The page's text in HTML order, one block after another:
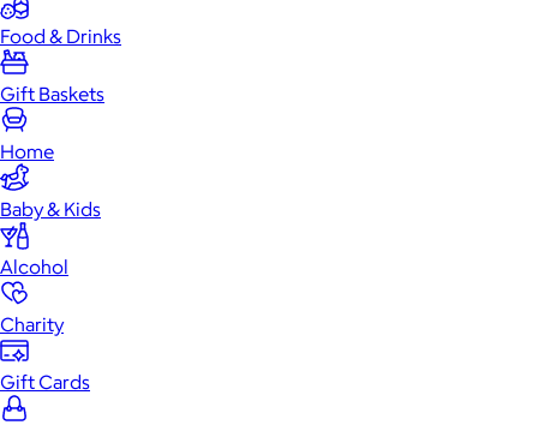
Food & Drinks
Gift Baskets
Home
Baby & Kids
Alcohol
Charity
Gift Cards